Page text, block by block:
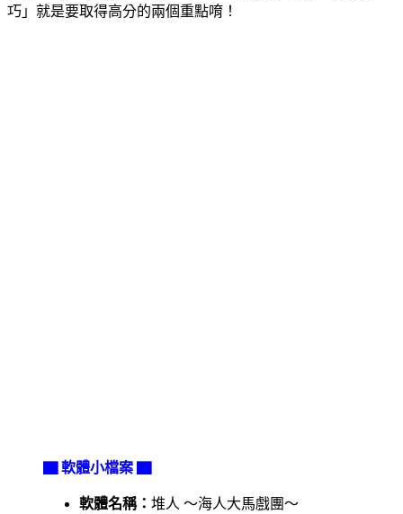
巧」就是要取得高分的兩個重點唷！
▇ 軟體小檔案 ▇
軟體名稱： 堆人 ～海人大馬戲團～